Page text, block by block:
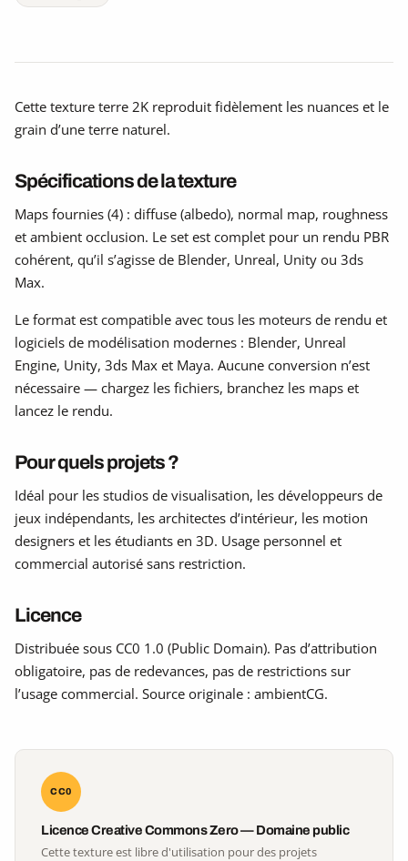
Cette texture terre 2K reproduit fidèlement les nuances et le
grain d’une terre naturel.
Spécifications de la texture
Maps fournies (4) : diffuse (albedo), normal map, roughness
et ambient occlusion. Le set est complet pour un rendu PBR
cohérent, qu’il s’agisse de Blender, Unreal, Unity ou 3ds
Max.
Le format est compatible avec tous les moteurs de rendu et
logiciels de modélisation modernes : Blender, Unreal
Engine, Unity, 3ds Max et Maya. Aucune conversion n’est
nécessaire — chargez les fichiers, branchez les maps et
lancez le rendu.
Pour quels projets ?
Idéal pour les studios de visualisation, les développeurs de
jeux indépendants, les architectes d’intérieur, les motion
designers et les étudiants en 3D. Usage personnel et
commercial autorisé sans restriction.
Licence
Distribuée sous CC0 1.0 (Public Domain). Pas d’attribution
obligatoire, pas de redevances, pas de restrictions sur
l’usage commercial. Source originale : ambientCG.
CC0
Licence Creative Commons Zero — Domaine public
Cette texture est libre d'utilisation pour des projets